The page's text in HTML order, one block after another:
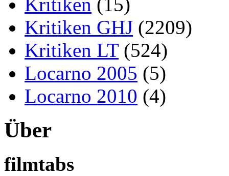
Kritiken GHJ (2209)
Kritiken LT(524)
Locarno 2005 (5)
Locarno 2010 (4)
Über
filmtabs